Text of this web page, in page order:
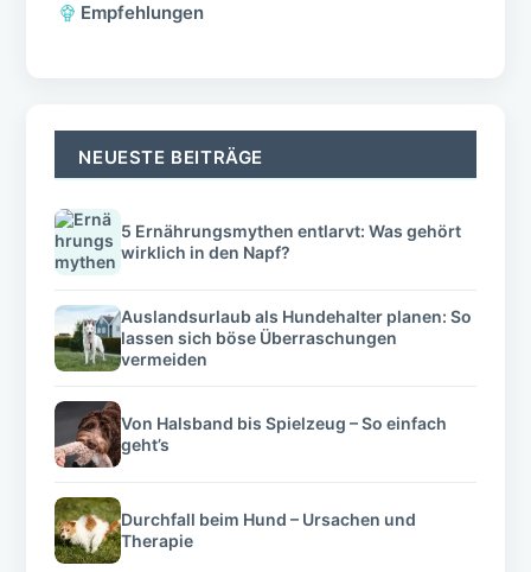
Empfehlungen
NEUESTE BEITRÄGE
5 Ernährungsmythen entlarvt: Was gehört
wirklich in den Napf?
Auslandsurlaub als Hundehalter planen: So
lassen sich böse Überraschungen
vermeiden
Von Halsband bis Spielzeug – So einfach
geht’s
Durchfall beim Hund – Ursachen und
Therapie